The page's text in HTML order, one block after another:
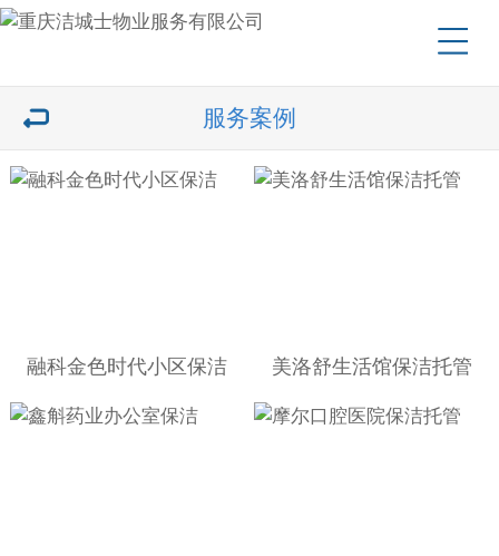
服务案例
融科金色时代小区保洁 美洛舒生活馆保洁托管